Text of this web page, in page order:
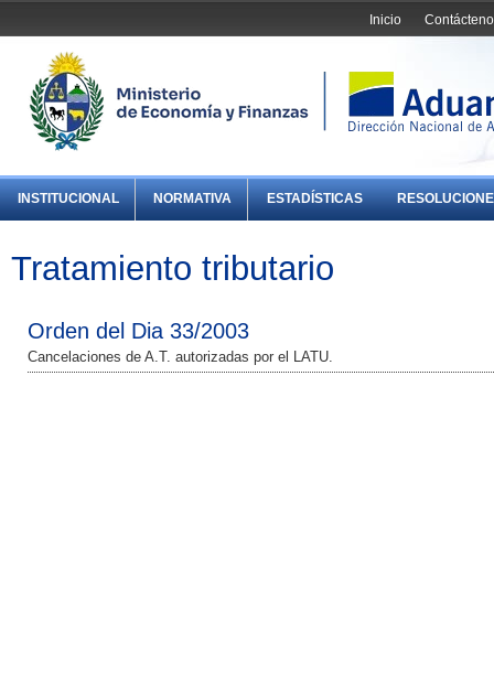
Inicio
INSTITUCIONAL NORMATIVA ESTADÍSTICAS
Tratamiento tributario
Orden del Dia 33/2003
Cancelaciones de A.T. autorizadas por el LATU.